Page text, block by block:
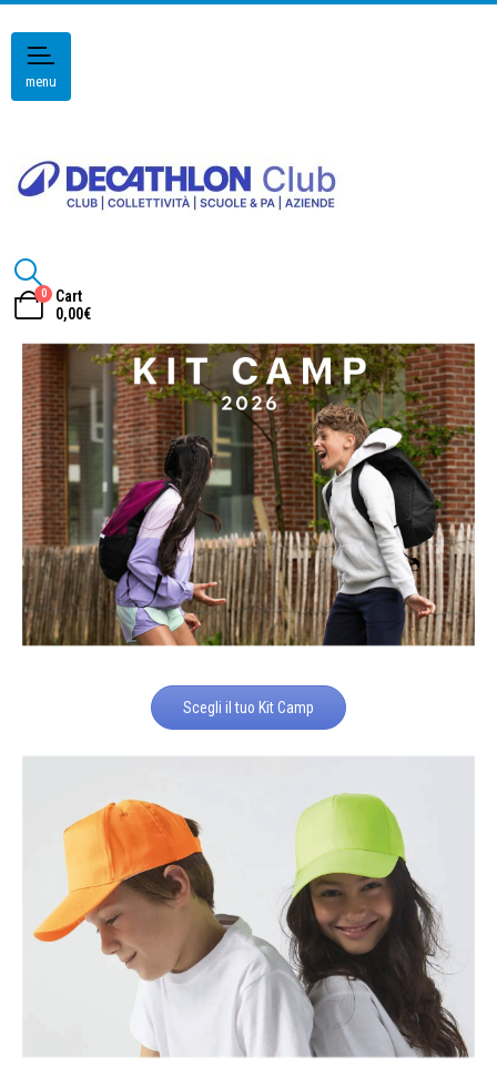
menu
0
Cart
0,00€
Scegli il tuo Kit Camp